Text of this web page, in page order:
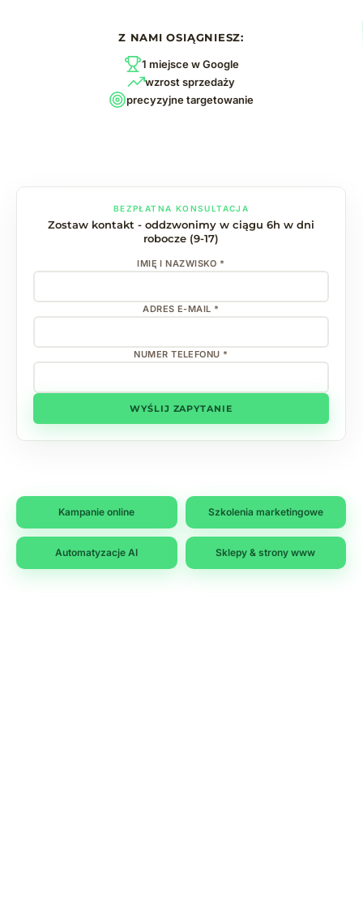
Z NAMI OSIĄGNIESZ:
1 miejsce w Google
wzrost sprzedaży
precyzyjne targetowanie
BEZPŁATNA KONSULTACJA
Zostaw kontakt - oddzwonimy w ciągu 6h w dni
robocze (9-17)
IMIĘ I NAZWISKO *
ADRES E-MAIL *
NUMER TELEFONU *
WYŚLIJ ZAPYTANIE
Kampanie online Szkolenia marketingowe
Automatyzacje AI Sklepy & strony www